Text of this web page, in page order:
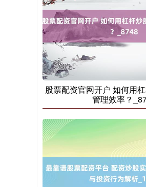
基金指数 7231.43
国债指数 229.60
股票配资官网开户 如何用
管理效率？